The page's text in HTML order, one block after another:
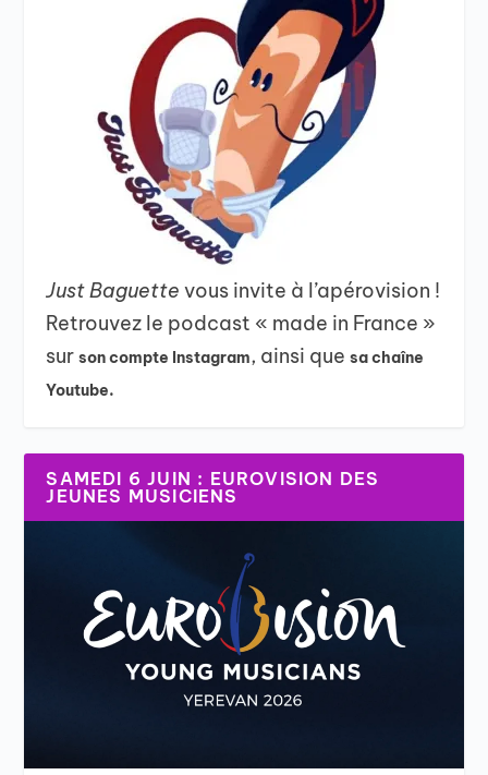
Just Baguettevous invite à l’apérovision !
Retrouvez le podcast « made in France »
surson compte Instagram, ainsi quesa chaîne
Youtube.
SAMEDI 6 JUIN : EUROVISION DES
JEUNES MUSICIENS